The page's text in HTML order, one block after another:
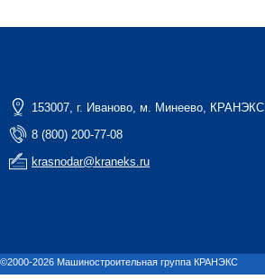
153007, г. Иваново, м. Минеево, КРАНЭКС
8 (800) 200-77-08
krasnodar@kraneks.ru
©2000-2026 Машиностроительная группа КРАНЭКС